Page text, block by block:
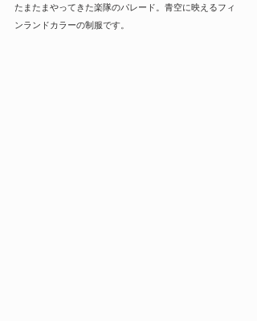
たまたまやってきた楽隊のパレード。青空に映えるフィ
ンランドカラーの制服です。